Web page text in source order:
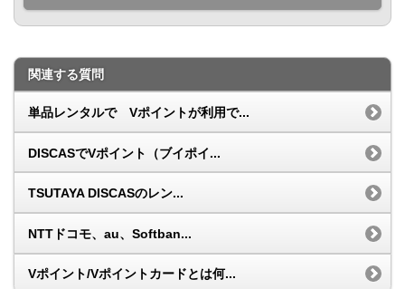
関連する質問
単品レンタルで Vポイントが利用で...
DISCASでVポイント（ブイポイ...
TSUTAYA DISCASのレン...
NTTドコモ、au、Softban...
Vポイント/Vポイントカードとは何...